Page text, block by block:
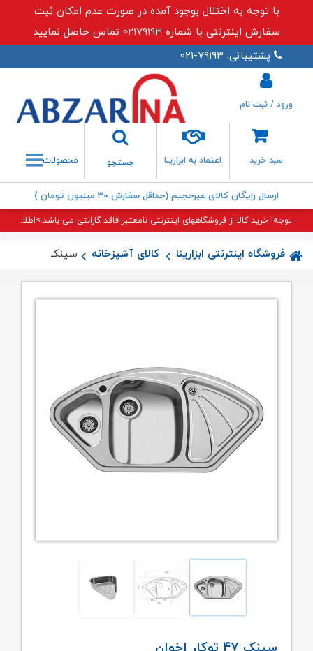
با توجه به اختلال بوجود آمده در صورت عدم امکان ثبت
سفارش اینترنتی با شماره ۰۲۱۷۹۱۹۳ تماس حاصل نمایید
پشتیبانی: ۷۹۱۹۳-۰۲۱
سبد خرید اعتماد به ابزارینا
جستجو
جستجو
ورود / ثبت نام
محصولات
ارسال رایگان کالای غیرحجیم (حداقل سفارش ۳۰ میلیون تومان )
توجه! خرید کالا از فروشگاههای اینترنتی نامعتبر فاقد گارانتی می باشد.>اطلاعات
فروشگاه اینترنتی ابزارینا کالای آشپزخانه سینک ۴۷ توکار اخوان